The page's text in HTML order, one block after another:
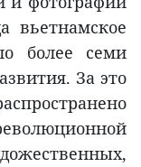
вьетнамское
более семи
За это